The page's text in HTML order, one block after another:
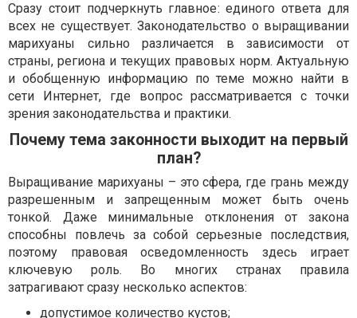
Сразу стоит подчеркнуть главное: единого ответа для
всех не существует. Законодательство о выращивании
марихуаны сильно различается в зависимости от
страны, региона и текущих правовых норм. Актуальную
и обобщенную информацию по теме можно найти в
сети Интернет, где вопрос рассматривается с точки
зрения законодательства и практики.
Почему тема законности выходит на первый
план?
Выращивание марихуаны – это сфера, где грань между
разрешенным и запрещенным может быть очень
тонкой. Даже минимальные отклонения от закона
способны повлечь за собой серьезные последствия,
поэтому правовая осведомленность здесь играет
ключевую роль. Во многих странах правила
затрагивают сразу несколько аспектов:
допустимое количество кустов;